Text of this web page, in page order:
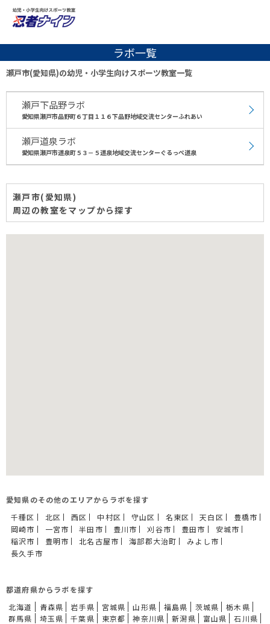
ラボ一覧
瀬戸市(愛知県)の幼児・小学生向けスポーツ教室一覧
瀬戸下品野ラボ
愛知県瀬戸市品野町６丁目１１６下品野地域交流センターふれあい
瀬戸道泉ラボ
愛知県瀬戸市道泉町５３－５道泉地域交流センターぐるっぺ道泉
瀬戸市(愛知県)
周辺の教室をマップから探す
愛知県のその他のエリアからラボを探す
千種区
北区 西区 中村区 守山区 名東区 天白区
豊橋市
岡崎市
一宮市 半田市 豊川市 刈谷市 豊田市
安城市
稲沢市
豊明市 北名古屋市 海部郡大治町
みよし市
長久手市
都道府県からラボを探す
北海道
青森県 岩手県 宮城県 山形県 福島県 茨城県
栃木県
群馬県
埼玉県 千葉県 東京都 神奈川県 新潟県 富山県
石川県